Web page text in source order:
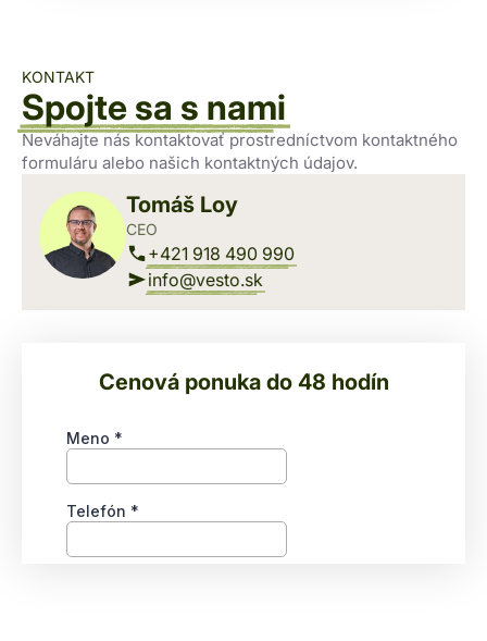
KONTAKT
Spojte sa s nami
Neváhajte nás kontaktovať prostredníctvom kontaktného
formuláru alebo našich kontaktných údajov.
Tomáš Loy
CEO
+421 918 490 990
info@vesto.sk
Cenová ponuka do 48 hodín